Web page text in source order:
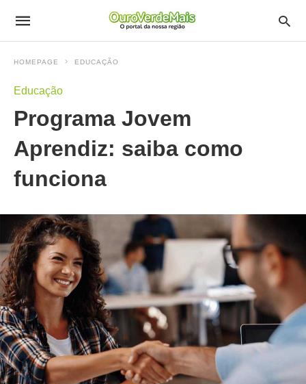
HOMEPAGE EDUCAÇÃO
Educação
Programa Jovem
Aprendiz: saiba como
funciona